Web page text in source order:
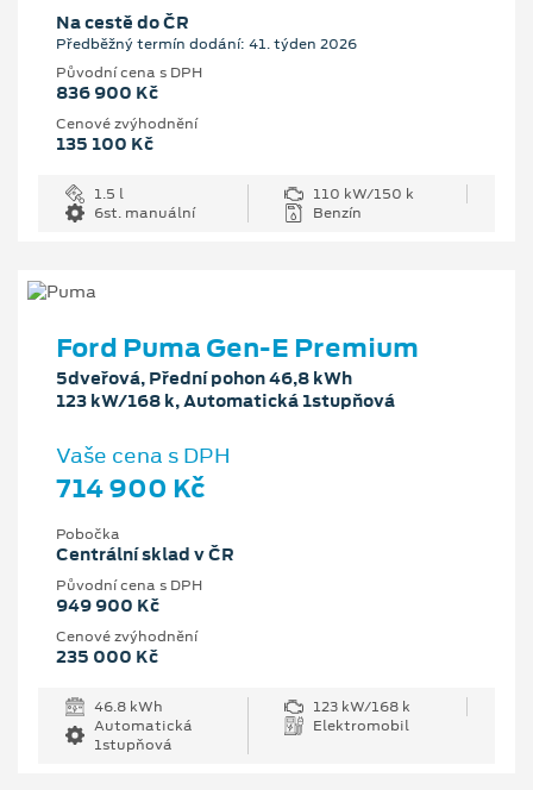
Na cestě do ČR
Předběžný termín dodání: 41. týden 2026
Původní cena s DPH
836 900 Kč
Cenové zvýhodnění
135 100 Kč
1.5 l
110 kW/150 k
6st. manuální
Benzín
Ford Puma Gen-E Premium
5dveřová, Přední pohon 46,8 kWh
123 kW/168 k, Automatická 1stupňová
Vaše cena s DPH
714 900 Kč
Pobočka
Centrální sklad v ČR
Původní cena s DPH
949 900 Kč
Cenové zvýhodnění
235 000 Kč
46.8 kWh
123 kW/168 k
Automatická
1stupňová
Elektromobil